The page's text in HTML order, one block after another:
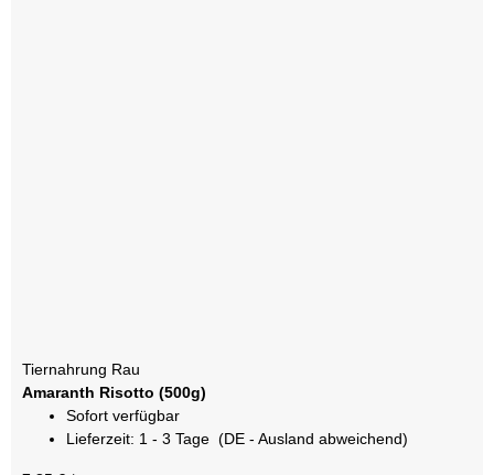
Tiernahrung Rau
Amaranth Risotto (500g)
Sofort verfügbar
Lieferzeit: 1 - 3 Tage (DE - Ausland abweichend)